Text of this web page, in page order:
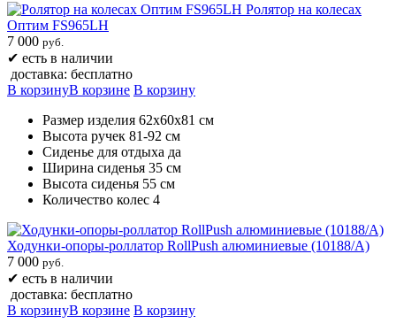
Ролятор на колесах
Оптим FS965LH
7 000 руб.
✔ есть в наличии
доставка: бесплатно
В корзинуВ корзине В корзину
Размер изделия 62х60х81 см
Высота ручек 81-92 см
Сиденье для отдыха да
Ширина сиденья 35 см
Высота сиденья 55 см
Количество колес 4
Ходунки-опоры-роллатор RollPush алюминиевые (10188/A)
7 000 руб.
✔ есть в наличии
доставка: бесплатно
В корзинуВ корзине В корзину